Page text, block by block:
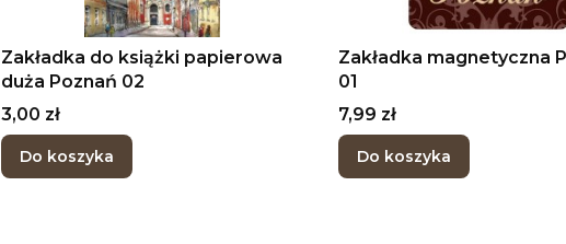
Zakładka do książki papierowa
duża Poznań 02
Cena
3,00 zł
Do koszyka
Zakładka magnetyczna
01
Cena
7,99 zł
Do koszyka